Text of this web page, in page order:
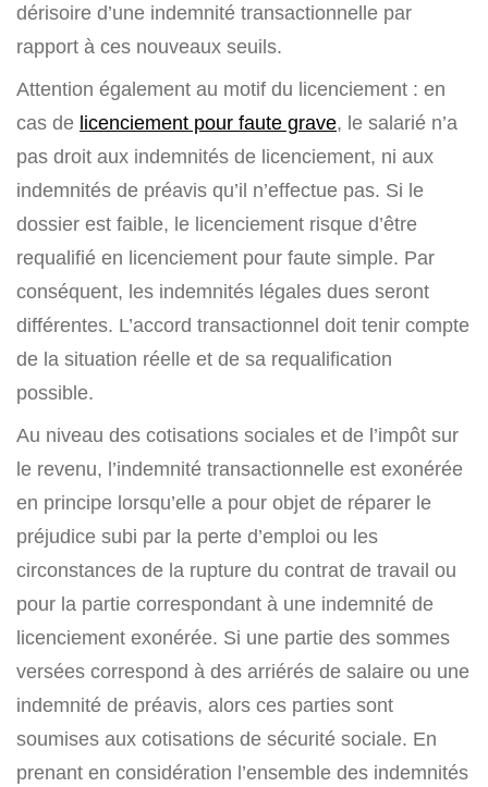
dérisoire d’une indemnité transactionnelle par
rapport à ces nouveaux seuils.
Attention également au motif du licenciement : en
cas de licenciement pour faute grave, le salarié n’a
pas droit aux indemnités de licenciement, ni aux
indemnités de préavis qu’il n’effectue pas. Si le
dossier est faible, le licenciement risque d’être
requalifié en licenciement pour faute simple. Par
conséquent, les indemnités légales dues seront
différentes. L’accord transactionnel doit tenir compte
de la situation réelle et de sa requalification
possible.
Au niveau des cotisations sociales et de l’impôt sur
le revenu, l’indemnité transactionnelle est exonérée
en principe lorsqu’elle a pour objet de réparer le
préjudice subi par la perte d’emploi ou les
circonstances de la rupture du contrat de travail ou
pour la partie correspondant à une indemnité de
licenciement exonérée. Si une partie des sommes
versées correspond à des arriérés de salaire ou une
indemnité de préavis, alors ces parties sont
soumises aux cotisations de sécurité sociale. En
prenant en considération l’ensemble des indemnités